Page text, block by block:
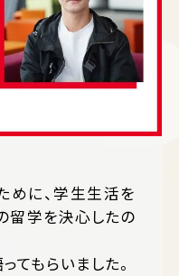
めに、学⽣⽣活を
留学を決心したの
てもらいました。